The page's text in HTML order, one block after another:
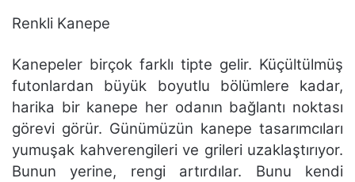
Renkli Kanepe
Kanepeler birçok farklı tipte gelir. Küçültülmüş
futonlardan büyük boyutlu bölümlere kadar,
harika bir kanepe her odanın bağlantı noktası
görevi görür. Günümüzün kanepe tasarımcıları
yumuşak kahverengileri ve grileri uzaklaştırıyor.
Bunun yerine, rengi artırdılar. Bunu kendi